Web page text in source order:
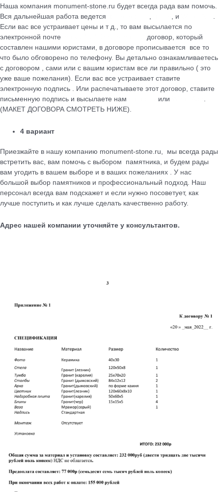
Наша компания monument-stone.ru будет всегда рада вам помочь.
Вся дальнейшая работа ведется
, и
Если вас все устраивает цены и т д., то вам высылается по
электронной почте
договор, который
cоставлен нашими юристами, в договоре прописывается все то
что было обговорено по телефону. Вы детально ознакамливаетесь
с договором , сами или с вашим юристам все ли правильно ( это
уже ваше пожелания). Если вас все устраивает ставите
электронную подпись . Или распечатываете этот договор, ставите
письменную подпись и высылаете нам
или
(МАКЕТ ДОГОВОРА СМОТРЕТЬ НИЖЕ).
4 вариант
Приезжайте в нашу компанию monument-stone.ru, мы всегда рады
встретить вас, вам помочь с выбором памятника, и будем рады
вам угодить в вашем выборе и в ваших пожеланиях . У нас
большой выбор памятников и профессиональный подход. Наш
персонал всегда вам подскажет и если нужно посоветует, как
лучше поступить и как лучше сделать качественно работу.
Адрес нашей компании уточняйте у консультантов.